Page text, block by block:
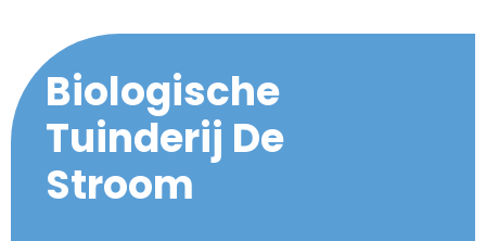
Biologische
Tuinderij De
Stroom